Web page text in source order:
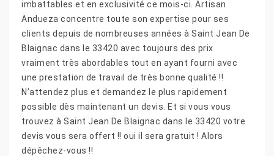
imbattables et en exclusivité ce mois-ci. Artisan
Andueza concentre toute son expertise pour ses
clients depuis de nombreuses années à Saint Jean De
Blaignac dans le 33420 avec toujours des prix
vraiment très abordables tout en ayant fourni avec
une prestation de travail de très bonne qualité !!
N’attendez plus et demandez le plus rapidement
possible dès maintenant un devis. Et si vous vous
trouvez à Saint Jean De Blaignac dans le 33420 votre
devis vous sera offert !! oui il sera gratuit ! Alors
dépêchez-vous !!